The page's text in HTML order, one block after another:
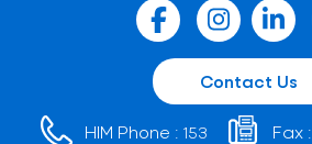
Contact Us
HIM Phone : 153 Fax :